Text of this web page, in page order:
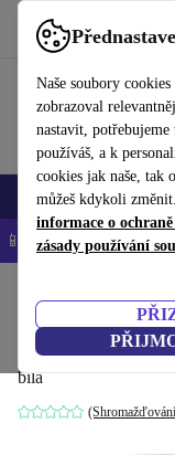
Naše soubory
zobrazoval
nastavit,
používáš, a k
cookies jak naše, tak
můžeš kdykoli
informace o
zásady používání
Používejte refurbed
Mobily a smartphony
📱 -5 % NAVÍC na
De'Longhi
bílá